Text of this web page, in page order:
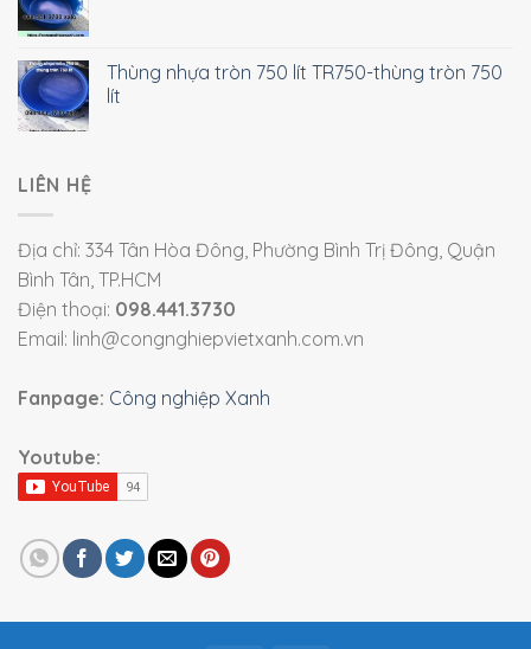
Thùng nhựa tròn 750 lít TR750-thùng tròn 750
lít
LIÊN HỆ
Địa chỉ: 334 Tân Hòa Đông, Phường Bình Trị Đông, Quận
Bình Tân, TP.HCM
Điện thoại: 098.441.3730
Email: linh@congnghiepvietxanh.com.vn
Fanpage: Công nghiệp Xanh
Youtube: